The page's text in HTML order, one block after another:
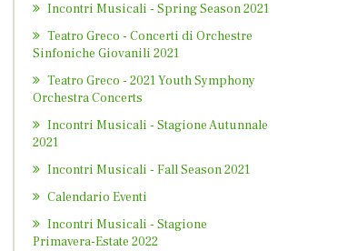
Incontri Musicali - Spring Season 2021
Teatro Greco - Concerti di Orchestre
Sinfoniche Giovanili 2021
Teatro Greco - 2021 Youth Symphony
Orchestra Concerts
Incontri Musicali - Stagione Autunnale
2021
Incontri Musicali - Fall Season 2021
Calendario Eventi
Incontri Musicali - Stagione
Primavera-Estate 2022